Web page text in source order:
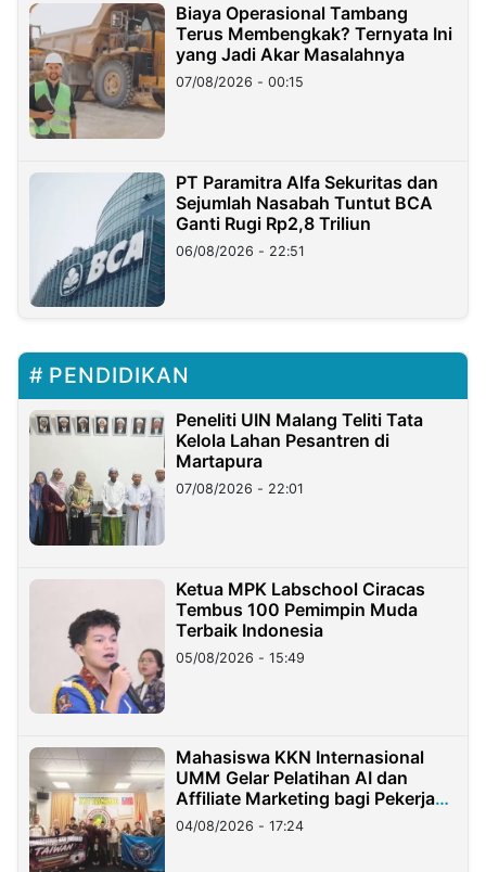
Biaya Operasional Tambang
Terus Membengkak? Ternyata Ini
yang Jadi Akar Masalahnya
07/08/2026 - 00:15
PT Paramitra Alfa Sekuritas dan
Sejumlah Nasabah Tuntut BCA
Ganti Rugi Rp2,8 Triliun
06/08/2026 - 22:51
PENDIDIKAN
Peneliti UIN Malang Teliti Tata
Kelola Lahan Pesantren di
Martapura
07/08/2026 - 22:01
Ketua MPK Labschool Ciracas
Tembus 100 Pemimpin Muda
Terbaik Indonesia
05/08/2026 - 15:49
Mahasiswa KKN Internasional
UMM Gelar Pelatihan AI dan
Affiliate Marketing bagi Pekerja
Migran Indonesia di Taiwan
04/08/2026 - 17:24